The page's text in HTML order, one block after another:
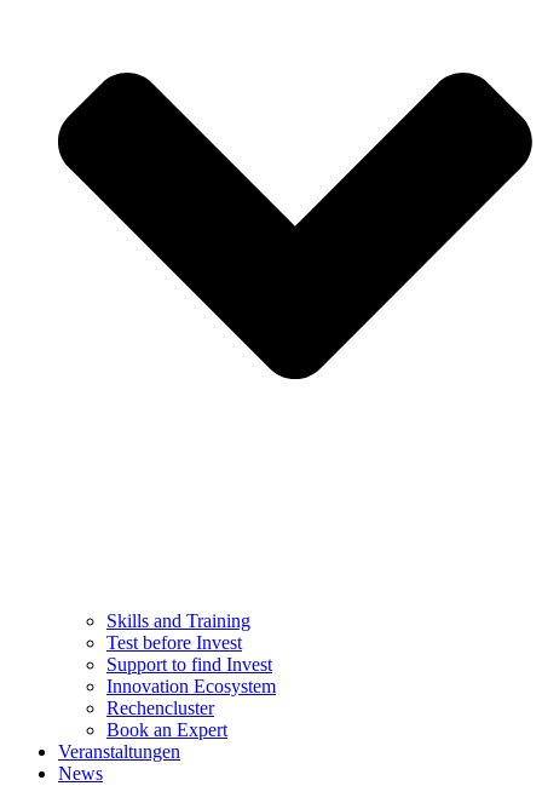
Skills and Training
Test before Invest
Support to find Invest
Innovation Ecosystem
Rechencluster​
Book an Expert
Veranstaltungen
News